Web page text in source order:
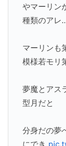
やマーリン
種類のアレ
マーリンも
模様若モリ
夢魔とアス
型月だと
分身だの夢
にでき